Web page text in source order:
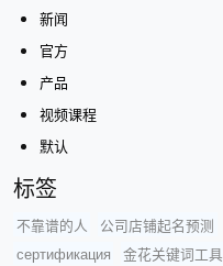
新闻
官方
产品
视频课程
默认
标签
不靠谱的人 公司店铺起名预测
сертификация
金花关键词工具